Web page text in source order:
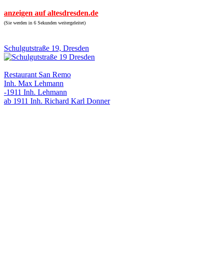
anzeigen auf altesdresden.de
(Sie werden in 6 Sekunden weitergeleitet)
Schulgutstraße 19, Dresden
Restaurant San Remo
Inh. Max Lehmann
-1911 Inh. Lehmann
ab 1911 Inh. Richard Karl Donner